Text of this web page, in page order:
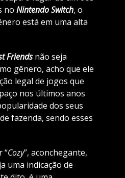
no Nintendo Switch, o
está em uma alta
Friendsnão seja
gênero, acho que ele
legal de jogos que
nos últimos anos
dos seus
fazenda, sendo esses
“Cozy”, aconchegante,
uma indicação de